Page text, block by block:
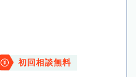
初回相談無料